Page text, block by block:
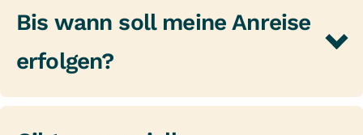
Bis wann soll meine Anreise
erfolgen?
Ihre Anreise sollte in der Zeitvon